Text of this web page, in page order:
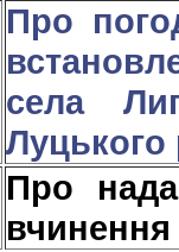
Про
села
Луцького
Про